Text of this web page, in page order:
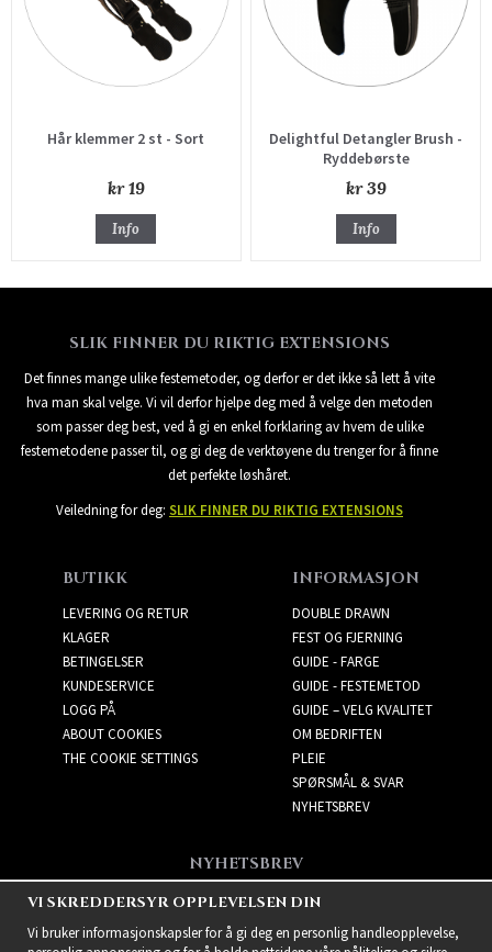
Hår klemmer 2 st - Sort
kr 19
Info
Delightful Detangler Brush -
Ryddebørste
kr 39
Info
SLIK FINNER DU RIKTIG EXTENSIONS
Det finnes mange ulike festemetoder, og derfor er det ikke så lett å vite
hva man skal velge. Vi vil derfor hjelpe deg med å velge den metoden
som passer deg best, ved å gi en enkel forklaring av hvem de ulike
festemetodene passer til, og gi deg de verktøyene du trenger for å finne
det perfekte løshåret.
Veiledning for deg: SLIK FINNER DU RIKTIG EXTENSIONS
BUTIKK
LEVERING OG RETUR
KLAGER
BETINGELSER
KUNDESERVICE
LOGG PÅ
ABOUT COOKIES
THE COOKIE SETTINGS
INFORMASJON
DOUBLE DRAWN
FEST OG FJERNING
GUIDE - FARGE
GUIDE - FESTEMETOD
GUIDE – VELG KVALITET
OM BEDRIFTEN
PLEIE
SPØRSMÅL & SVAR
NYHETSBREV
NYHETSBREV
Få de beste tilbudene og
spennende nye produkter!
VI SKREDDERSYR OPPLEVELSEN DIN
Vi bruker informasjonskapsler for å gi deg en personlig handleopplevelse,